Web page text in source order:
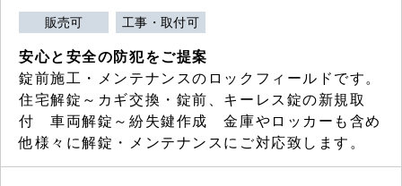
販売可 工事・取付可
安心と安全の防犯をご提案
錠前施工・メンテナンスのロックフィールドです。
住宅解錠～カギ交換・錠前、キーレス錠の新規取
付 車両解錠～紛失鍵作成 金庫やロッカーも含め
他様々に解錠・メンテナンスにご対応致します。